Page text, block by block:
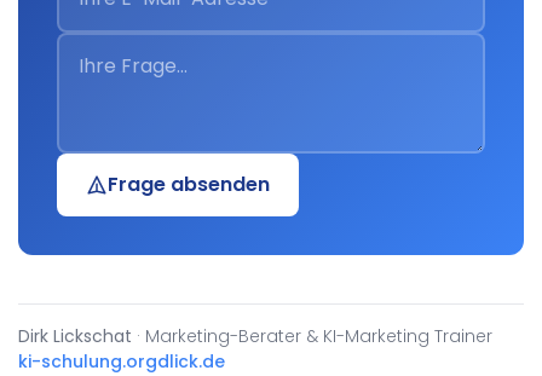
Frage absenden
Dirk Lickschat · Marketing-Berater & KI-Marketing Trainer
ki-schulung.orgdlick.de